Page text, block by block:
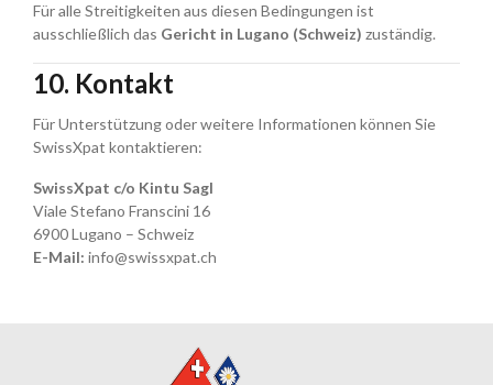
Für alle Streitigkeiten aus diesen Bedingungen ist
ausschließlich das Gericht in Lugano (Schweiz) zuständig.
10. Kontakt
Für Unterstützung oder weitere Informationen können Sie
SwissXpat kontaktieren:
SwissXpat c/o Kintu Sagl
Viale Stefano Franscini 16
6900 Lugano – Schweiz
E-Mail: info@swissxpat.ch